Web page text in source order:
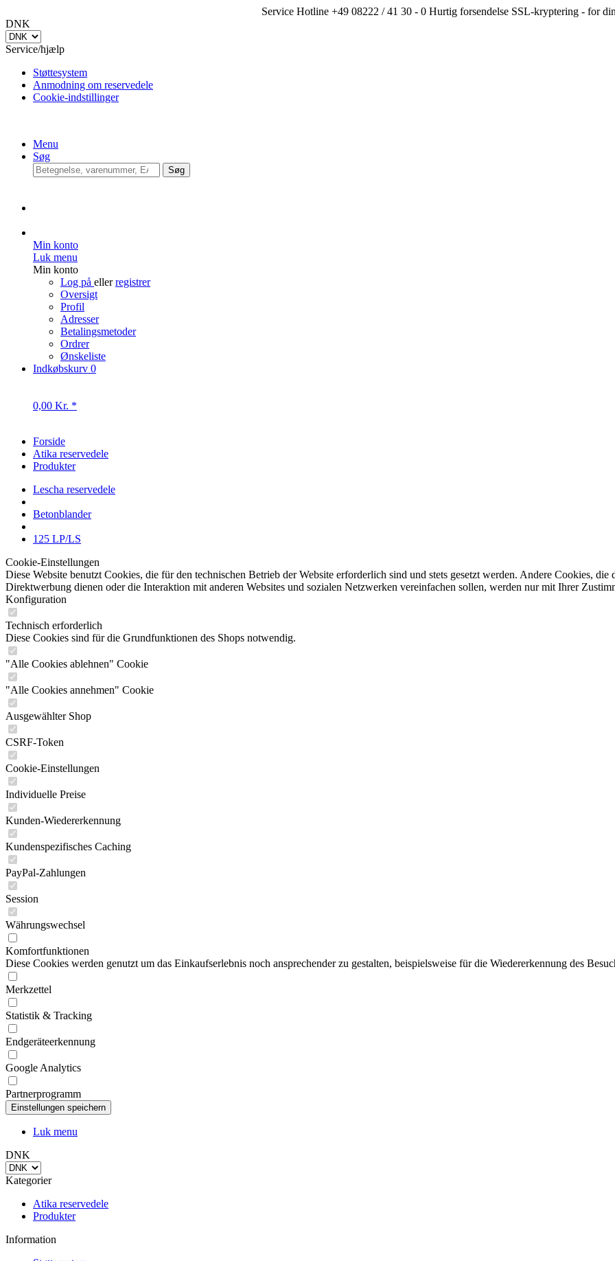
Service Hotline +49 08222 / 41 30 - 0 Hurtig forsendelse
SSL-kryptering - for
DNK
Service/hjælp
Støttesystem
Anmodning om reservedele
Cookie-indstillinger
Menu
Søg
Søg
Min konto
Log på
Oversigt
Profil
Adresser
Betalingsmetoder
Ordrer
Ønskeliste
Indkøbskurv
0,00 Kr. *
Forside
Lescha reservedele
Cookie-Einstellungen
Diese Website benutzt Cookies, die für den technischen Betrieb der Website erforderlich sind und stets gesetzt werden. Andere Cookies,
Konfiguration
Technisch erforderlich
Diese Cookies sind für die Grundfunktionen des Shops notwendig.
"Alle Cookies ablehnen" Cookie
"Alle Cookies annehmen" Cookie
Ausgewählter Shop
CSRF-Token
Cookie-Einstellungen
Individuelle Preise
Kunden-Wiedererkennung
Kundenspezifisches Caching
PayPal-Zahlungen
Session
Währungswechsel
Komfortfunktionen
Diese Cookies werden genutzt um das Einkaufserlebnis noch ansprechender zu gestalten, beispielsweise für die Wiedererkennung des
Merkzettel
Statistik & Tracking
Endgeräteerkennung
Google Analytics
Partnerprogramm
Luk menu
Kategorier
Atika reservedele
Produkter
Information
Anmodning om reservedele